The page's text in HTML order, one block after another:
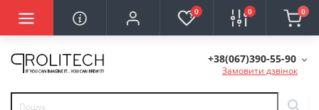
0 0 0
+38(067)390-55-90
Замовити дзвінок